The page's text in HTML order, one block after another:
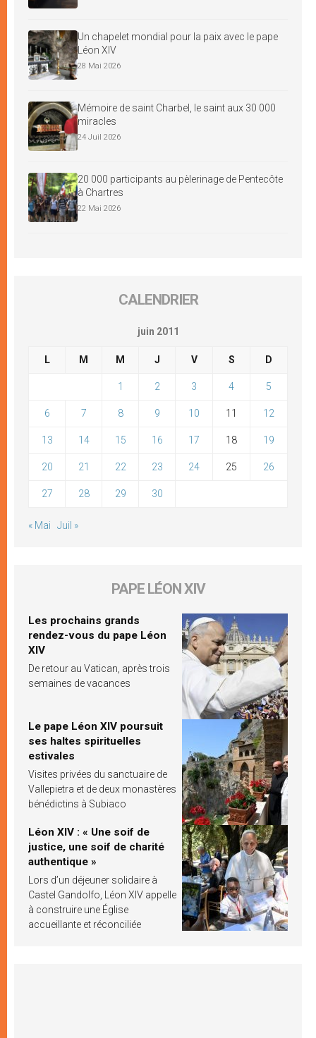
Un chapelet mondial pour la paix avec le pape
Léon XIV
28 Mai 2026
Mémoire de saint Charbel, le saint aux 30 000
miracles
24 Juil 2026
20 000 participants au pèlerinage de Pentecôte
à Chartres
22 Mai 2026
CALENDRIER
juin 2011
L M M J V S D
1 2 3 4 5
6 7 8 9 10 11 12
13 14 15 16 17 18 19
20 21 22 23 24 25 26
27 28 29 30
« Mai Juil »
PAPE LÉON XIV
Les prochains grands
rendez-vous du pape Léon
XIV
De retour au Vatican, après trois
semaines de vacances
Le pape Léon XIV poursuit
ses haltes spirituelles
estivales
Visites privées du sanctuaire de
Vallepietra et de deux monastères
bénédictins à Subiaco
Léon XIV : « Une soif de
justice, une soif de charité
authentique »
Lors d’un déjeuner solidaire à
Castel Gandolfo, Léon XIV appelle
à construire une Église
accueillante et réconciliée